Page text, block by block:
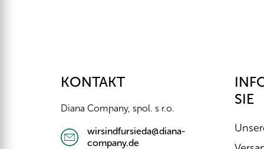
KONTAKT
Diana Company, spol. s r.o.
wirsindfursieda@diana-
company.de
SIE